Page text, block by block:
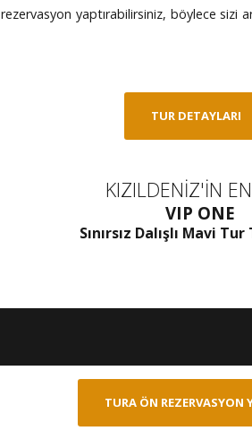
yaptırabilirsiniz, böylece sizi
TUR DETAYLARI
KIZILDENİZ'İN
VIP ONE
Sınırsız Dalışlı Mavi
TURA ÖN REZERVASYON